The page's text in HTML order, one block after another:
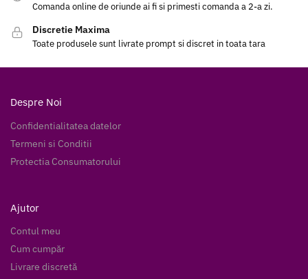
Comanda online de oriunde ai fi si primesti comanda a 2-a zi.
Discretie Maxima
Toate produsele sunt livrate prompt si discret in toata tara
Despre Noi
Confidentialitatea datelor
Termeni si Conditii
Protectia Consumatorului
Ajutor
Contul meu
Cum cumpăr
Livrare discretă